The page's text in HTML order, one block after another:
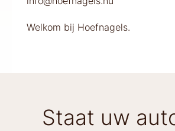
Welkom bij Hoefnagels.
Staat uw